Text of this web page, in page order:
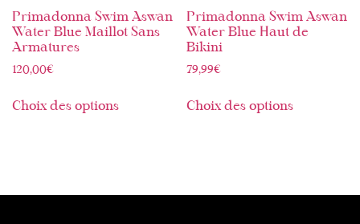
Primadonna Swim Aswan
Water Blue Maillot Sans
Armatures
120,00€
Choix des options
Primadonna Swim Aswan
Water Blue Haut de
Bikini
79,99€
Choix des options